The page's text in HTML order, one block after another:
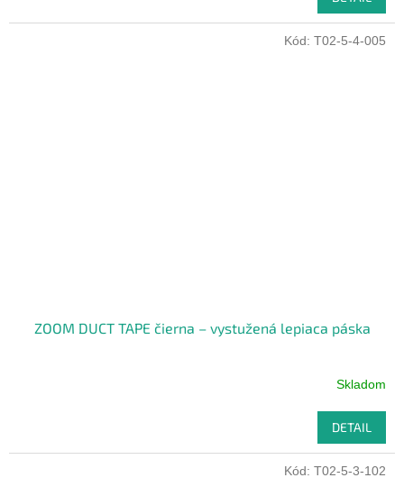
ZOOM DUCT TAPE čierna – vystužená lepiaca páska
Skladom
DETAIL
Kód: T02-5-4-005
Kód: T02-5-3-102